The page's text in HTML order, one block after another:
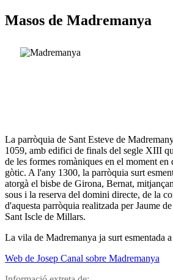
Masos de Madremanya
La parròquia de Sant Esteve de
1059, amb edifici de finals del segle XIII
de les formes romàniques en el moment en
gòtic. A l'any 1300, la parròquia surt
atorgà el bisbe de Girona, Bernat,
sous i la reserva del domini directe, de la
d'aquesta parròquia realitzada per Jaume
Sant Iscle de Millars.
La vila de Madremanya ja surt esmentada
Web de Josep Canal sobre Madremanya